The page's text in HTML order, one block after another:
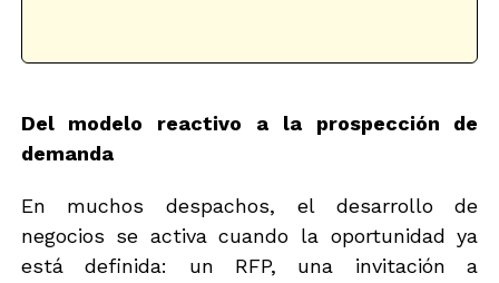
c
ó
i
*
t
c
s
u
Del modelo reactivo a la prospección de
demanda
En muchos despachos, el desarrollo de
negocios se activa cuando la oportunidad ya
está definida: un RFP, una invitación a